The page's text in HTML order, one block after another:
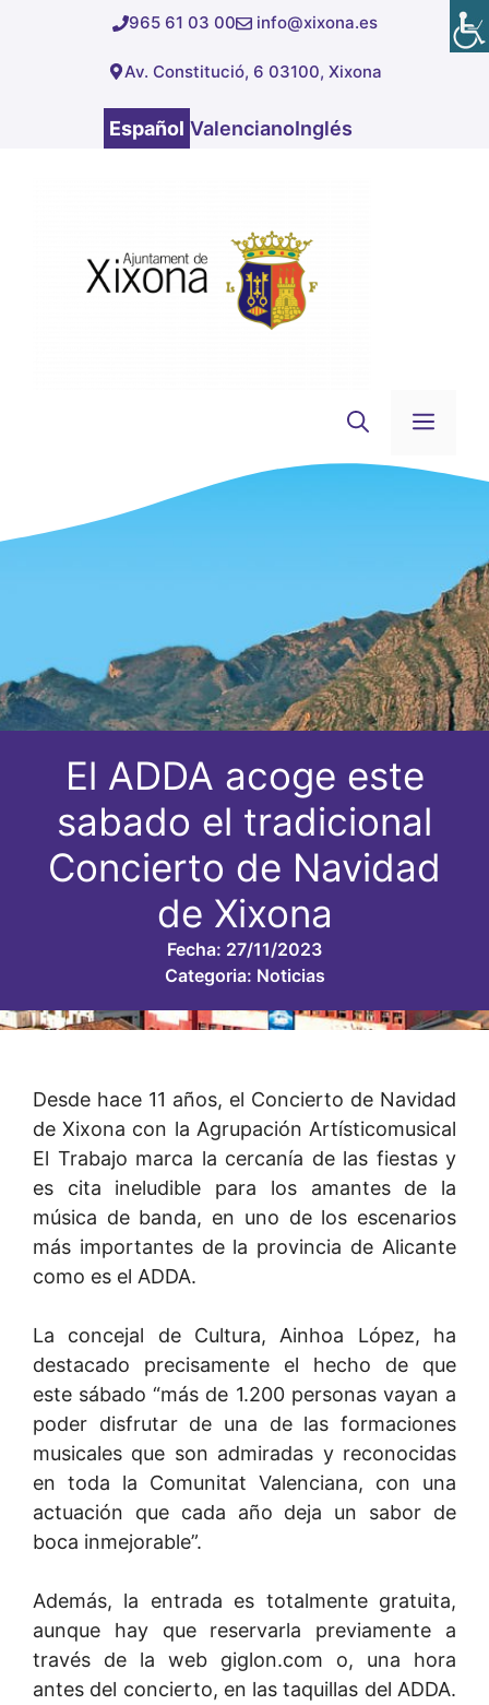
965 61 03 00 info@xixona.es
Av. Constitució, 6 03100, Xixona
Español ValencianoInglés
El ADDA acoge este
sabado el tradicional
Concierto de Navidad
de Xixona
Fecha: 27/11/2023
Categoria: Noticias
Desde hace 11 años, el Concierto de Navidad
de Xixona con la Agrupación Artísticomusical
El Trabajo marca la cercanía de las fiestas y
es cita ineludible para los amantes de la
música de banda, en uno de los escenarios
más importantes de la provincia de Alicante
como es el ADDA.
La concejal de Cultura, Ainhoa López, ha
destacado precisamente el hecho de que
este sábado “más de 1.200 personas vayan a
poder disfrutar de una de las formaciones
musicales que son admiradas y reconocidas
en toda la Comunitat Valenciana, con una
actuación que cada año deja un sabor de
boca inmejorable”.
Además, la entrada es totalmente gratuita,
aunque hay que reservarla previamente a
través de la web giglon.com o, una hora
antes del concierto, en las taquillas del ADDA.